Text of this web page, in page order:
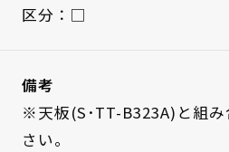
区分：□
備考
※天板(S･TT-B323A)と組み
さい。